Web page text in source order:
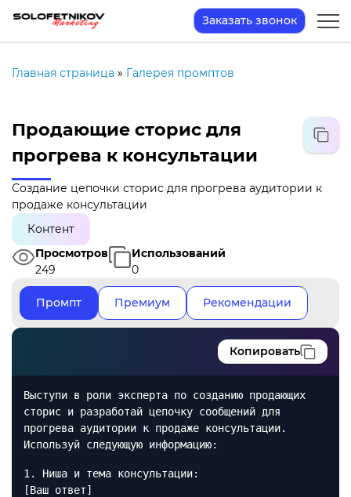
Заказать звонок
Главная страница » Галерея промптов
Продающие сторис для
прогрева к консультации
Создание цепочки сторис для прогрева аудитории к
продаже консультации
Контент
Просмотров
249
Использований
0
Промпт Премиум Рекомендации
Копировать
Выступи в роли эксперта по созданию продающих
сторис и разработай цепочку сообщений для
прогрева аудитории к продаже консультации.
Используй следующую информацию:
1. Ниша и тема консультации:
[Ваш ответ]